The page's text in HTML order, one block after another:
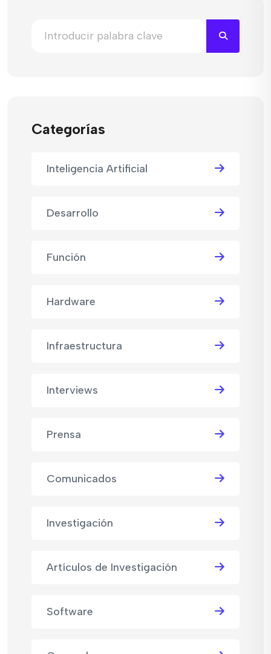
Categorías
Inteligencia Artificial
Desarrollo
Función
Hardware
Infraestructura
Interviews
Prensa
Comunicados
Investigación
Artículos de Investigación
Software